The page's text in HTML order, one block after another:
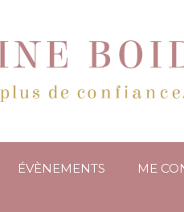
ÉVÈNEMENTS ME